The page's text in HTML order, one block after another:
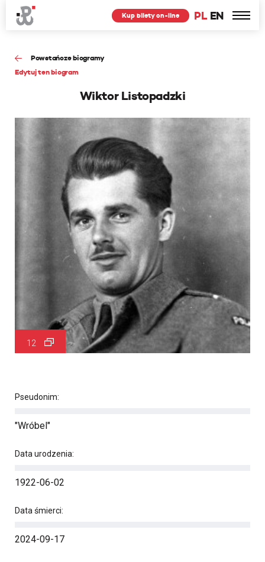
PL EN
Kup bilety on-line
Powstańcze biogramy
Edytuj ten biogram
Wiktor Listopadzki
12
Pseudonim:
"Wróbel"
Data urodzenia:
1922-06-02
Data śmierci:
2024-09-17